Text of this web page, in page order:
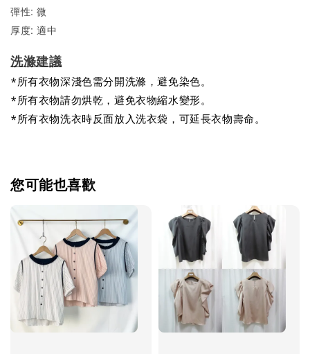
彈性: 微
厚度: 適中
洗滌建議
*所有衣物深淺色需分開洗滌，避免染色。
*所有衣物請勿烘乾，避免衣物縮水變形。
*所有衣物洗衣時反面放入洗衣袋，可延長衣物壽命。
您可能也喜歡